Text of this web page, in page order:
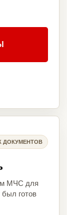
ДОКУМЕНТОВ
МЧС для
был готов